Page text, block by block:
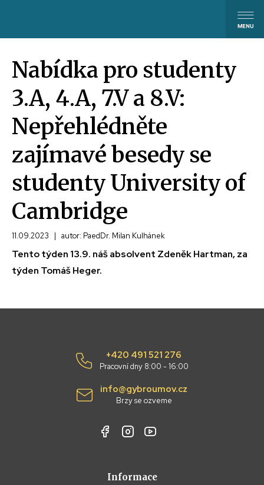
Nabídka pro studenty
3.A, 4.A, 7.V a 8.V:
Nepřehlédněte
zajímavé besedy se
studenty University of
Cambridge
11.09.2023 | autor: PaedDr. Milan Kulhánek
Tento týden 13.9. náš absolvent Zdeněk Hartman, za
týden Tomáš Heger.
+420 491 521 276
Pracovní dny 8:00 - 16:00
info@gybroumov.cz
Brzy se ozveme
Informace